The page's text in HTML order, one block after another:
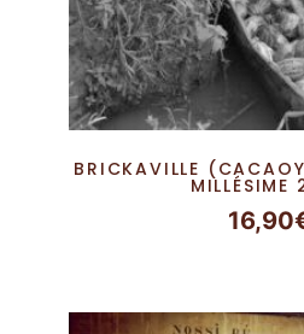
BRICKAVILLE
MILLÉSIME
16,90